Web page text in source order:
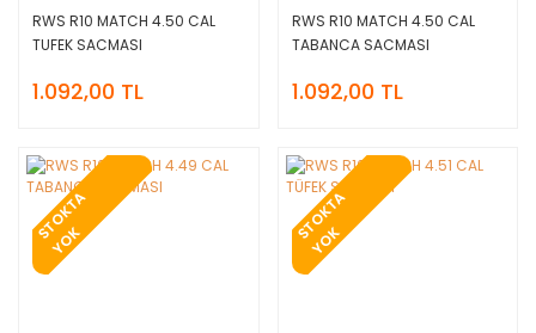
RWS R10 MATCH 4.50 CAL
TUFEK SACMASI
1.092,00 TL
RWS R10 MATCH 4.50 CAL
TABANCA SACMASI
1.092,00 TL
S
T
O
K
T
A
Y
O
K S
T
O
K
T
A
Y
O
K